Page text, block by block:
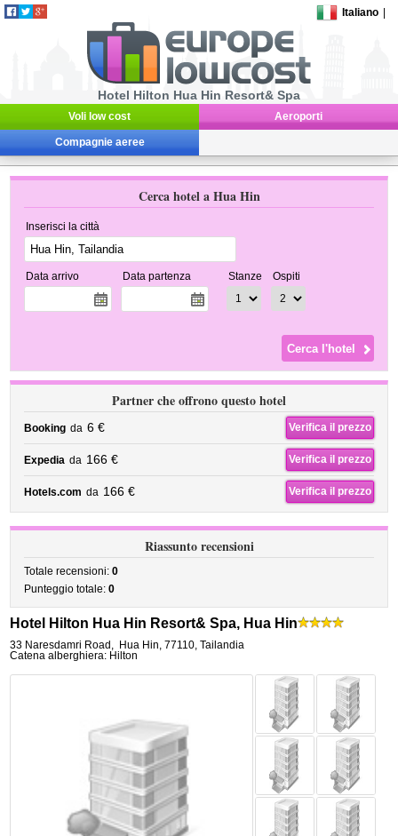
Italiano
Hotel Hilton Hua Hin Resort& Spa
Voli low cost Aeroporti
Compagnie aeree
Cerca hotel a Hua Hin
Inserisci la città
Data arrivo Data partenza Stanze Ospiti
Partner che offrono questo hotel
Booking da 6 € Verifica il prezzo
Expedia da 166 € Verifica il prezzo
Hotels.com da 166 € Verifica il prezzo
Riassunto recensioni
Totale recensioni:0
Punteggio totale:0
Hotel Hilton Hua Hin Resort& Spa, Hua Hin
33 Naresdamri Road , Hua Hin,77110, Tailandia
Catena alberghiera: Hilton